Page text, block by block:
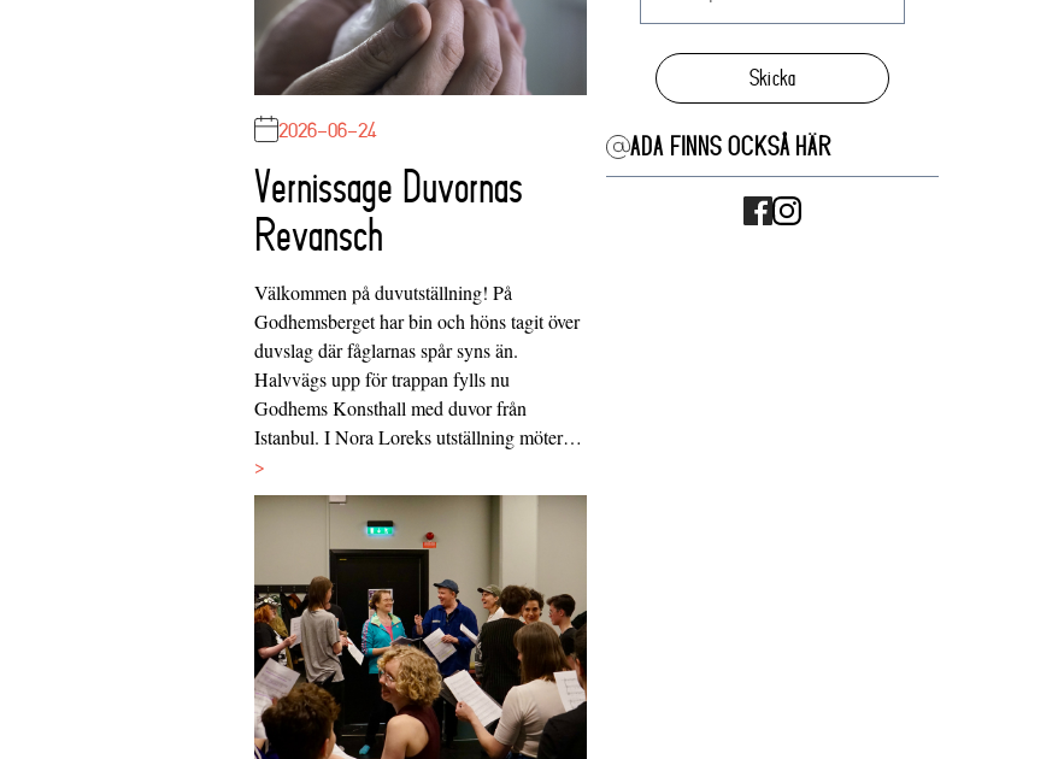
2026-06-24
Vernissage Duvornas
Revansch
Välkommen på duvutställning! På
Godhemsberget har bin och höns tagit över
duvslag där fåglarnas spår syns än.
Halvvägs upp för trappan fylls nu
Godhems Konsthall med duvor från
Istanbul. I Nora Loreks utställning möter…
>
Skicka
ADA FINNS OCKSÅ HÄR